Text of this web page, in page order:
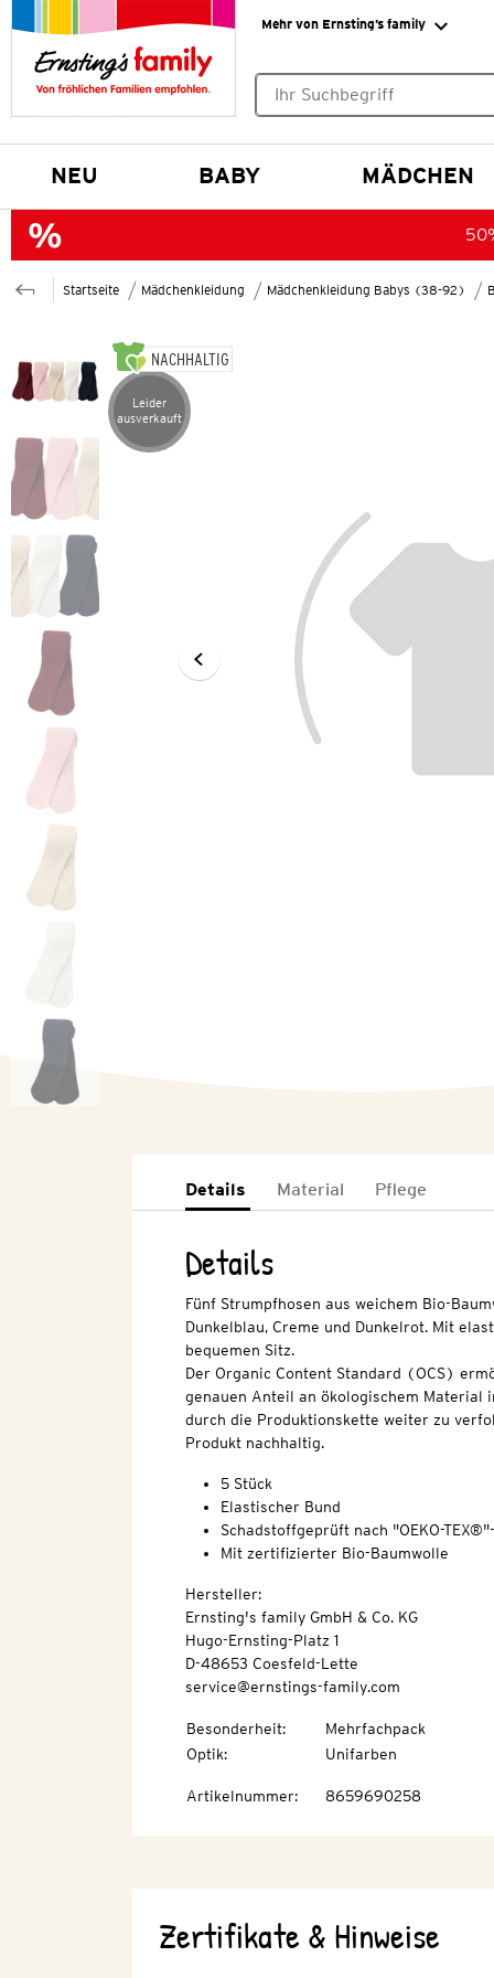
Mehr von Ernsting’s family
NEU BABY MÄDCHEN
Startseite Mädchenkleidung Mädchenkleidung Babys (38-92)
NACHHALTIG
Artikel leider ausverkauft
Leider
ausverkauft
Details Material Pflege
Details
Fünf Strumpfhosen aus weichem Bio-
Dunkelblau, Creme und Dunkelrot. Mit
bequemen Sitz.
Der Organic Content Standard (OCS)
genauen Anteil an ökologischem Material
durch die Produktionskette weiter zu
Produkt nachhaltig.
5 Stück
Elastischer Bund
Schadstoffgeprüft nach "OEKO-
Mit zertifizierter Bio-Baumwolle
Hersteller:
Ernsting's family GmbH & Co. KG
Hugo-Ernsting-Platz 1
D-48653 Coesfeld-Lette
service@ernstings-family.com
Besonderheit:
Mehrfachpack
Optik: Unifarben
Artikelnummer: 8659690258
Zertifikate & Hinweise